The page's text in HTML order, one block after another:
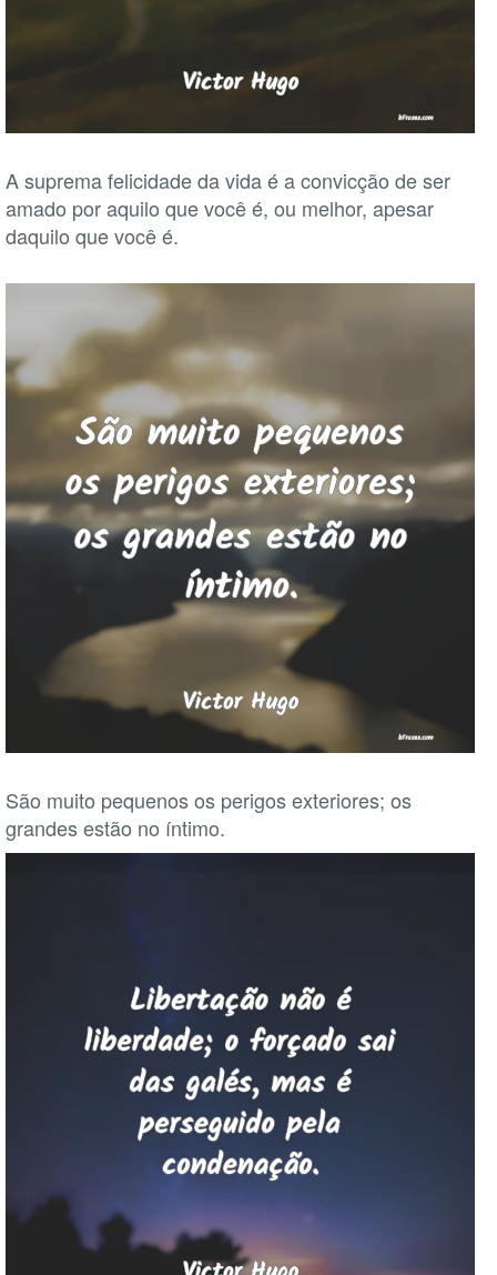
A suprema felicidade da vida é a convicção de ser
amado por aquilo que você é, ou melhor, apesar
daquilo que você é.
São muito pequenos os perigos exteriores; os
grandes estão no íntimo.